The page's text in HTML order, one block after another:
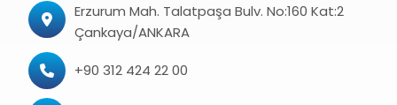
Erzurum Mah. Talatpaşa Bulv. No:160 Kat:2
Çankaya/ANKARA
+90 312 424 22 00